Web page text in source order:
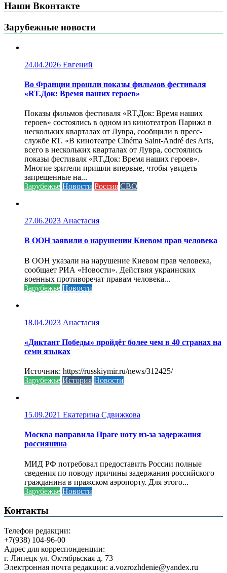
Наши Вконтакте
Зарубежные новости
24.04.2026 Евгений
Во Франции прошли показы фильмов фестиваля
«RT.Док: Время наших героев»
Показы фильмов фестиваля «RT.Док: Время наших
героев» состоялись в одном из кинотеатров Парижа в
нескольких кварталах от Лувра, сообщили в пресс-
службе RT. «В кинотеатре Cinéma Saint-André des Arts,
всего в нескольких кварталах от Лувра, состоялись
показы фестиваля «RT.Док: Время наших героев».
Многие зрители пришли впервые, чтобы увидеть
запрещенные на...
Зарубежье Новости Россия СВО
27.06.2023 Анастасия
В ООН заявили о нарушении Киевом прав человека
В ООН указали на нарушение Киевом прав человека,
сообщает РИА «Новости». Действия украинских
военных противоречат правам человека...
Зарубежье Новости
18.04.2023 Анастасия
«Диктант Победы» пройдёт более чем в 40 странах на
семи языках
Источник: https://russkiymir.ru/news/312425/
Зарубежье История Новости
15.09.2021 Екатерина Сдвижкова
Москва направила Праге ноту из-за задержания
россиянина
МИД РФ потребовал предоставить России полные
сведения по поводу причины задержания российского
гражданина в пражском аэропорту. Для этого...
Зарубежье Новости
Контакты
Телефон редакции:
+7(938) 104-96-00
Адрес для корреспонденции:
г. Липецк ул. Октябрьская д. 73
Электронная почта редакции: a.vozrozhdenie@yandex.ru